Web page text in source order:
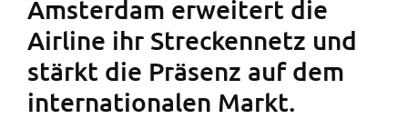
Amsterdam erweitert die
Airline ihr Streckennetz und
stärkt die Präsenz auf dem
internationalen Markt.